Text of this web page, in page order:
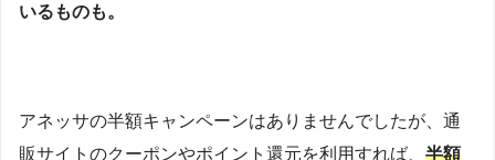
いるものも。
アネッサの半額キャンペーンはありませんでしたが、通
販サイトのクーポンやポイント還元を利用すれば、 半額